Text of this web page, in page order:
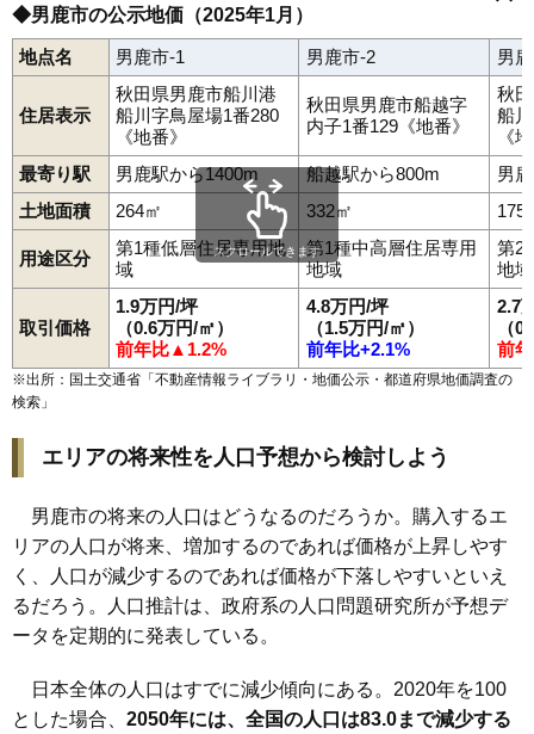
◆男鹿市の公示地価（2025年1月）
地点名 男鹿市-1 男鹿市-2 男
住居表示
秋田県男鹿市船川港
船川字鳥屋場1番280
《地番》
秋田県男鹿市船越字
内子1番129《地番》
秋
船
《
最寄り駅
男鹿駅から1400m 船越駅から800m
男
土地面積
264㎡ 332㎡ 175
用途区分
第1種低層住居専用地
域
第1種中高層住居専用
地域
第2
地域
取引価格
1.9万円/坪
（0.6万円/㎡）
前年比▲1.2%
4.8万円/坪
（1.5万円/㎡）
前年比+2.1%
2.7
（
前
スクロールできます
※出所：国土交通省「不動産情報ライブラリ・地価公示・都道府県地価調査の
検索 」
エリアの将来性を人口予想から検討しよう
男鹿市の将来の人口はどうなるのだろうか。購入するエ
リアの人口が将来、増加するのであれば価格が上昇しやす
く、人口が減少するのであれば価格が下落しやすいといえ
るだろう。人口推計は、政府系の人口問題研究所が予想デ
ータを定期的に発表している。
日本全体の人口はすでに減少傾向にある。2020年を100
とした場合、 2050年には、全国の人口は83.0まで減少する
五里合神谷鵜木角間崎野石払戸船川港金川
船川港船川船越脇本浦田脇本脇本
船越駅 脇本駅 羽立駅 男鹿駅